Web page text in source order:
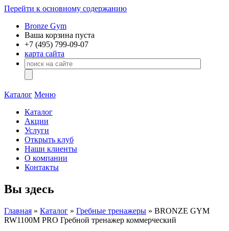
Перейти к основному содержанию
Bronze Gym
Ваша корзина пуста
+7 (495) 799-09-07
карта сайта
Каталог Меню
Каталог
Акции
Услуги
Открыть клуб
Наши клиенты
О компании
Контакты
Вы здесь
Главная » Каталог » Гребные тренажеры » BRONZE GYM
RW1100M PRO Гребной тренажер коммерческий